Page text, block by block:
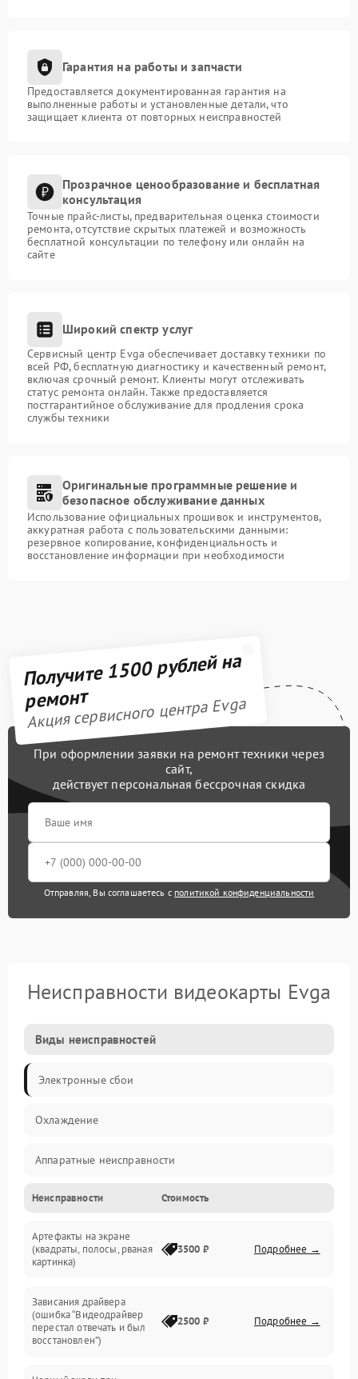
Гарантия на работы и запчасти
Предоставляется документированная гарантия на
выполненные работы и установленные детали, что
защищает клиента от повторных неисправностей
Прозрачное ценообразование и бесплатная
консультация
Точные прайс-листы, предварительная оценка стоимости
ремонта, отсутствие скрытых платежей и возможность
бесплатной консультации по телефону или онлайн на
сайте
Широкий спектр услуг
Сервисный центр Evga обеспечивает доставку техники по
всей РФ, бесплатную диагностику и качественный ремонт,
включая срочный ремонт. Клиенты могут отслеживать
статус ремонта онлайн. Также предоставляется
постгарантийное обслуживание для продления срока
службы техники
Оригинальные программные решение и
безопасное обслуживание данных
Использование официальных прошивок и инструментов,
аккуратная работа с пользовательскими данными:
резервное копирование, конфиденциальность и
восстановление информации при необходимости
Получите 1500 рублей на
ремонт
Акция сервисного центра Evga
При оформлении заявки на ремонт техники через
сайт,
действует персональная бессрочная скидка
Отправляя, Вы соглашаетесь с политикой конфиденциальности
Неисправности видеокарты Evga
Виды неисправностей
Электронные сбои
Охлаждение
Аппаратные неисправности
Перегрев и термопроблемы
Видео
Интерфейсные и коммуникационные проблемы
Неисправности Стоимость
Артефакты на экране
(квадраты, полосы, рваная
картинка)
3500 ₽ Подробнее →
Зависания драйвера
(ошибка “Видеодрайвер
перестал отвечать и был
восстановлен”)
2500 ₽ Подробнее →